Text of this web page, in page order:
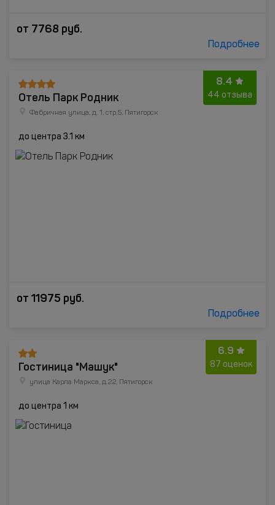
от 7768 руб.
Подробнее
8.4
44 отзыва
Отель Парк Родник
Фабричная улица, д. 1, стр.5, Пятигорск
до центра 3.1 км
от 11975 руб.
Подробнее
6.9
87 оценок
Гостиница "Машук"
улица Карла Маркса, д.22, Пятигорск
до центра 1 км